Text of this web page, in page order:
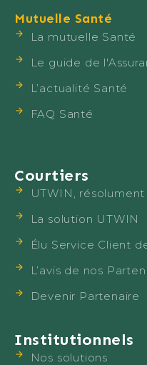
Mutuelle Santé
La mutuelle Santé
Le guide de
L’actualité Santé
FAQ Santé
Courtiers
UTWIN,
La solution UTWIN
Élu Service Client
L’avis de nos
Devenir Partenaire
Institutionnels
Nos solutions